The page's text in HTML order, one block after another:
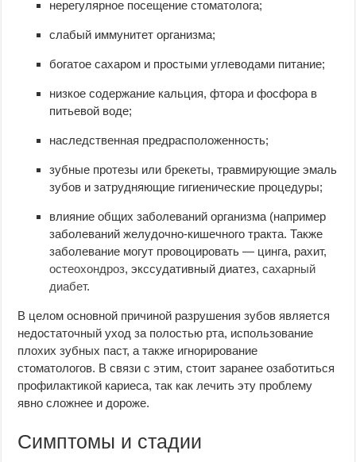
нерегулярное посещение стоматолога;
слабый иммунитет организма;
богатое сахаром и простыми углеводами питание;
низкое содержание кальция, фтора и фосфора в
питьевой воде;
наследственная предрасположенность;
зубные протезы или брекеты, травмирующие эмаль
зубов и затрудняющие гигиенические процедуры;
влияние общих заболеваний организма (например
заболеваний желудочно-кишечного тракта. Также
заболевание могут провоцировать — цинга, рахит,
остеохондроз, экссудативный диатез,сахарный
диабет.
В целом основной причиной разрушения зубов является
недостаточный уход за полостью рта, использование
плохих зубных паст, а также игнорирование
стоматологов. В связи с этим, стоит заранее озаботиться
профилактикой кариеса, так как лечить эту проблему
явно сложнее и дороже.
Симптомы и стадии